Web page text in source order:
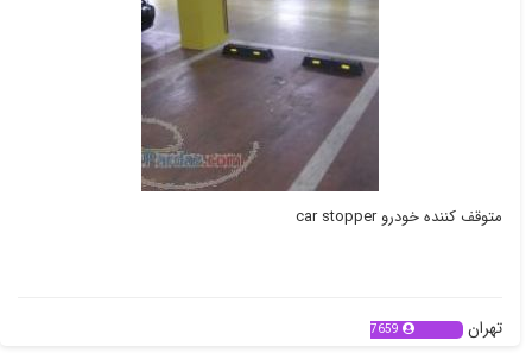
متوقف کننده خودرو car stopper
تهران 7659